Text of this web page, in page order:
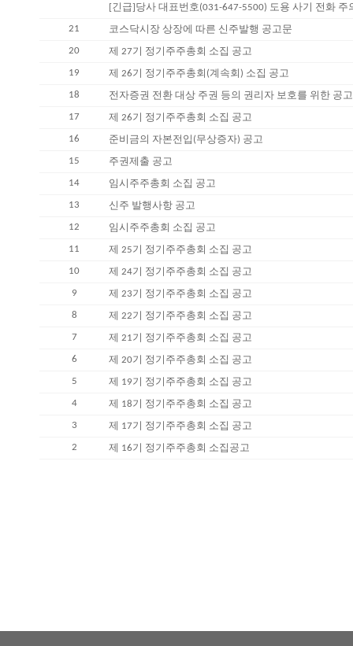
[긴급]당사 대표번호(031-647-5500) 도용 사기 전화 주
21 코스닥시장 상장에 따른 신주발행 공고문
20 제 27기 정기주주총회 소집 공고
19 제 26기 정기주주총회(계속회) 소집 공고
18 전자증권 전환 대상 주권 등의 권리자 보호를 위한 공
17 제 26기 정기주주총회 소집 공고
16 준비금의 자본전입(무상증자) 공고
15 주권제출 공고
14 임시주주총회 소집 공고
13 신주 발행사항 공고
12 임시주주총회 소집 공고
11 제 25기 정기주주총회 소집 공고
10 제 24기 정기주주총회 소집 공고
9 제 23기 정기주주총회 소집 공고
8 제 22기 정기주주총회 소집 공고
7 제 21기 정기주주총회 소집 공고
6 제 20기 정기주주총회 소집 공고
5 제 19기 정기주주총회 소집 공고
4 제 18기 정기주주총회 소집 공고
3 제 17기 정기주주총회 소집 공고
2 제 16기 정기주주총회 소집공고